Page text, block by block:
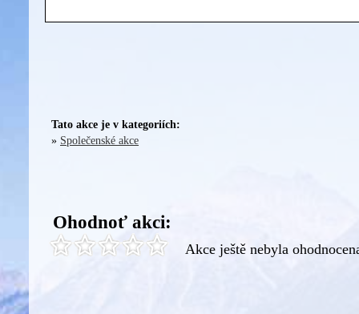
Tato akce je v kategoriích:
» Společenské akce
Ohodnoť akci:
Akce ještě nebyla